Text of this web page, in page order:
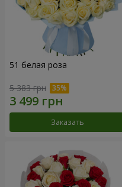
51 белая роза
5 383 грн
Заказать